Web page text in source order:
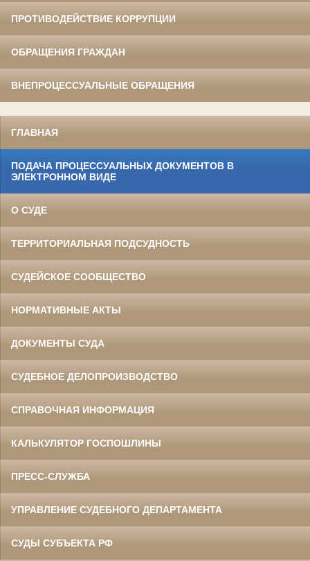
ПРОТИВОДЕЙСТВИЕ КОРРУПЦИИ
ОБРАЩЕНИЯ ГРАЖДАН
ВНЕПРОЦЕССУАЛЬНЫЕ ОБРАЩЕНИЯ
ГЛАВНАЯ
ПОДАЧА ПРОЦЕССУАЛЬНЫХ ДОКУМЕНТОВ В
ЭЛЕКТРОННОМ ВИДЕ
О СУДЕ
ТЕРРИТОРИАЛЬНАЯ ПОДСУДНОСТЬ
СУДЕЙСКОЕ СООБЩЕСТВО
НОРМАТИВНЫЕ АКТЫ
ДОКУМЕНТЫ СУДА
СУДЕБНОЕ ДЕЛОПРОИЗВОДСТВО
СПРАВОЧНАЯ ИНФОРМАЦИЯ
КАЛЬКУЛЯТОР ГОСПОШЛИНЫ
ПРЕСС-СЛУЖБА
УПРАВЛЕНИЕ СУДЕБНОГО ДЕПАРТАМЕНТА
СУДЫ СУБЪЕКТА РФ